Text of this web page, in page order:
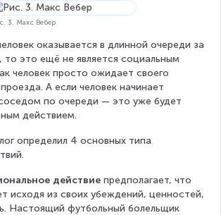
3. Макс Вебер
оказывается в длинной очереди за
это ещё не является социальным
человек просто ожидает своего
А если человек начинает
по очереди — это уже будет
действием.
определил 4 основных типа
действие предполагает, что
исходя из своих убеждений, ценностей,
Настоящий футбольный болельщик